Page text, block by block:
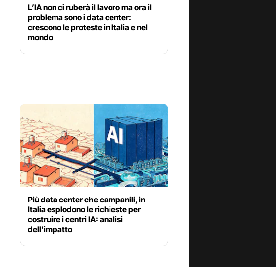
L’IA non ci ruberà il lavoro ma ora il
problema sono i data center:
crescono le proteste in Italia e nel
mondo
Più data center che campanili, in
Italia esplodono le richieste per
costruire i centri IA: analisi
dell’impatto